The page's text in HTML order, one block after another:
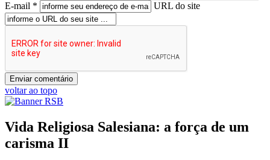
E-mail *
URL do site
voltar ao topo
Vida Religiosa Salesiana: a força de um
carisma II